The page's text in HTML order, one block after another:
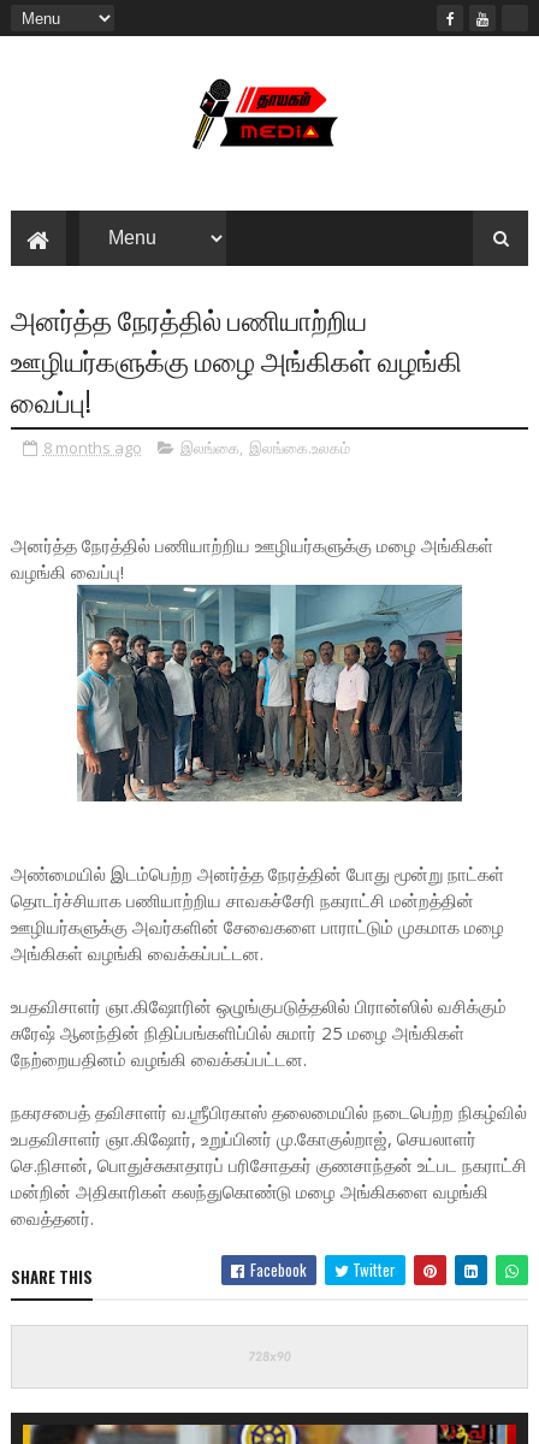
அனர்த்த நேரத்தில் பணியாற்றிய
ஊழியர்களுக்கு மழை அங்கிகள் வழங்கி
வைப்பு!
8 months ago இலங்கை, இலங்கை.உலகம்
அனர்த்த நேரத்தில் பணியாற்றிய ஊழியர்களுக்கு மழை அங்கிகள்
வழங்கி வைப்பு!
அண்மையில் இடம்பெற்ற அனர்த்த நேரத்தின் போது மூன்று நாட்கள்
தொடர்ச்சியாக பணியாற்றிய சாவகச்சேரி நகராட்சி மன்றத்தின்
ஊழியர்களுக்கு அவர்களின் சேவைகளை பாராட்டும் முகமாக மழை
அங்கிகள் வழங்கி வைக்கப்பட்டன.
உபதவிசாளர் ஞா.கிஷோரின் ஒழுங்குபடுத்தலில் பிரான்ஸில் வசிக்கும்
சுரேஷ் ஆனந்தின் நிதிப்பங்களிப்பில் சுமார் 25 மழை அங்கிகள்
நேற்றையதினம் வழங்கி வைக்கப்பட்டன.
நகரசபைத் தவிசாளர் வ.ஶ்ரீபிரகாஸ் தலைமையில் நடைபெற்ற நிகழ்வில்
உபதவிசாளர் ஞா.கிஷோர், உறுப்பினர் மு.கோகுல்றாஜ், செயலாளர்
செ.நிசான், பொதுச்சுகாதாரப் பரிசோதகர் குணசாந்தன் உட்பட நகராட்சி
மன்றின் அதிகாரிகள் கலந்துகொண்டு மழை அங்கிகளை வழங்கி
வைத்தனர்.
SHARE THIS Facebook Twitter